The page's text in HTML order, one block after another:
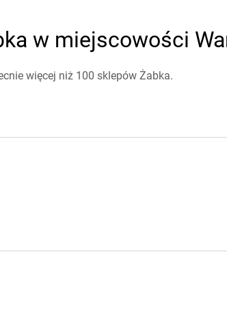
w miejscowości
więcej niż 100 sklepów Żabka.